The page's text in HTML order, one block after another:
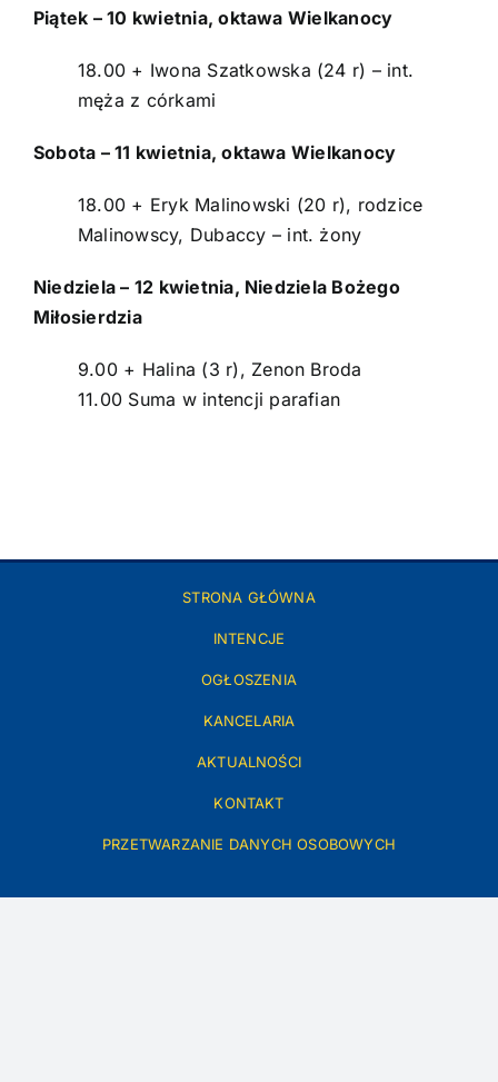
Piątek – 10 kwietnia, oktawa Wielkanocy
18.00 + Iwona Szatkowska (24 r) – int.
męża z córkami
Sobota – 11 kwietnia, oktawa Wielkanocy
18.00 + Eryk Malinowski (20 r), rodzice
Malinowscy, Dubaccy – int. żony
Niedziela – 12 kwietnia, Niedziela Bożego
Miłosierdzia
9.00 + Halina (3 r), Zenon Broda
11.00 Suma w intencji parafian
STRONA GŁÓWNA
INTENCJE
OGŁOSZENIA
KANCELARIA
AKTUALNOŚCI
KONTAKT
PRZETWARZANIE DANYCH OSOBOWYCH